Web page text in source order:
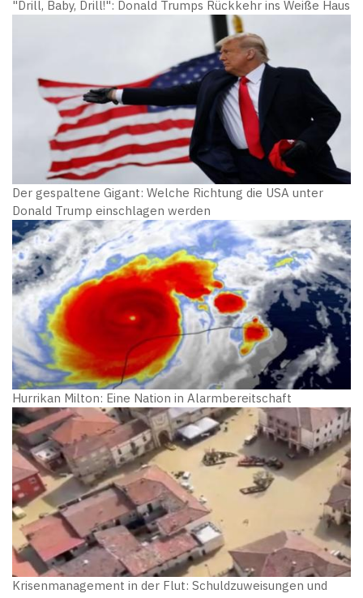
"Drill, Baby, Drill!": Donald Trumps Rückkehr ins Weiße Haus
Der gespaltene Gigant: Welche Richtung die USA unter
Donald Trump einschlagen werden
Hurrikan Milton: Eine Nation in Alarmbereitschaft
Krisenmanagement in der Flut: Schuldzuweisungen und